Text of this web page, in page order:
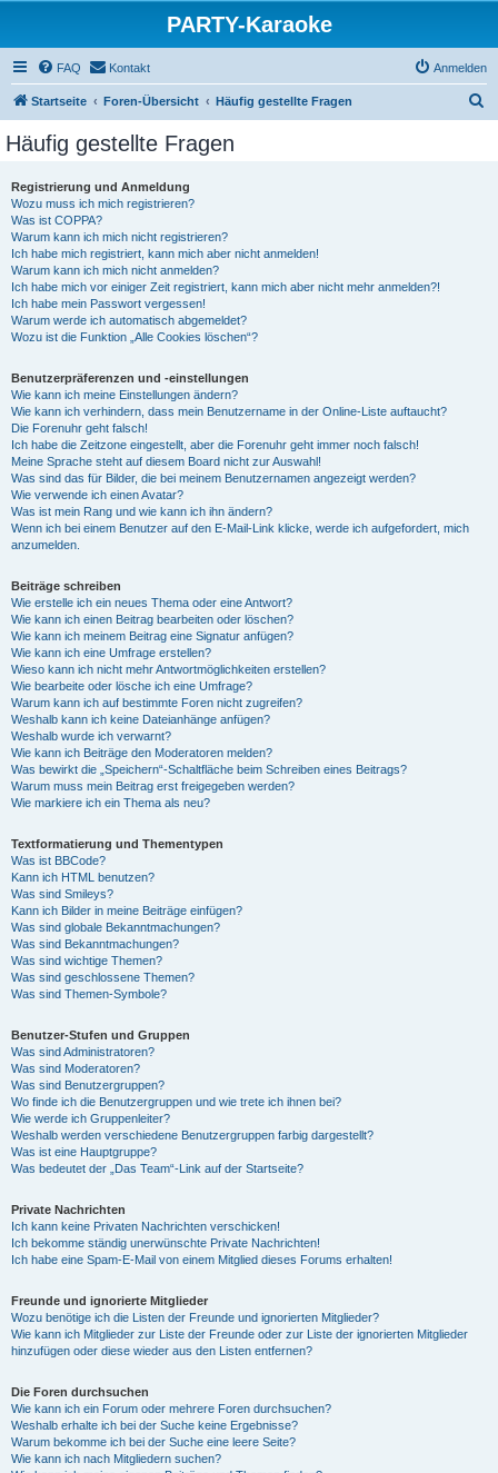
PARTY-Karaoke
FAQ Kontakt Anmelden
Startseite Foren-Übersicht Häufig gestellte Fragen
Häufig gestellte Fragen
Registrierung und Anmeldung
Wozu muss ich mich registrieren?
Was ist COPPA?
Warum kann ich mich nicht registrieren?
Ich habe mich registriert, kann mich aber nicht anmelden!
Warum kann ich mich nicht anmelden?
Ich habe mich vor einiger Zeit registriert, kann mich aber nicht mehr anmelden?!
Ich habe mein Passwort vergessen!
Warum werde ich automatisch abgemeldet?
Wozu ist die Funktion „Alle Cookies löschen“?
Benutzerpräferenzen und -einstellungen
Wie kann ich meine Einstellungen ändern?
Wie kann ich verhindern, dass mein Benutzername in der Online-Liste auftaucht?
Die Forenuhr geht falsch!
Ich habe die Zeitzone eingestellt, aber die Forenuhr geht immer noch falsch!
Meine Sprache steht auf diesem Board nicht zur Auswahl!
Was sind das für Bilder, die bei meinem Benutzernamen angezeigt werden?
Wie verwende ich einen Avatar?
Was ist mein Rang und wie kann ich ihn ändern?
Wenn ich bei einem Benutzer auf den E-Mail-Link klicke, werde ich aufgefordert, mich
anzumelden.
Beiträge schreiben
Wie erstelle ich ein neues Thema oder eine Antwort?
Wie kann ich einen Beitrag bearbeiten oder löschen?
Wie kann ich meinem Beitrag eine Signatur anfügen?
Wie kann ich eine Umfrage erstellen?
Wieso kann ich nicht mehr Antwortmöglichkeiten erstellen?
Wie bearbeite oder lösche ich eine Umfrage?
Warum kann ich auf bestimmte Foren nicht zugreifen?
Weshalb kann ich keine Dateianhänge anfügen?
Weshalb wurde ich verwarnt?
Wie kann ich Beiträge den Moderatoren melden?
Was bewirkt die „Speichern“-Schaltfläche beim Schreiben eines Beitrags?
Warum muss mein Beitrag erst freigegeben werden?
Wie markiere ich ein Thema als neu?
Textformatierung und Thementypen
Was ist BBCode?
Kann ich HTML benutzen?
Was sind Smileys?
Kann ich Bilder in meine Beiträge einfügen?
Was sind globale Bekanntmachungen?
Was sind Bekanntmachungen?
Was sind wichtige Themen?
Was sind geschlossene Themen?
Was sind Themen-Symbole?
Benutzer-Stufen und Gruppen
Was sind Administratoren?
Was sind Moderatoren?
Was sind Benutzergruppen?
Wo finde ich die Benutzergruppen und wie trete ich ihnen bei?
Wie werde ich Gruppenleiter?
Weshalb werden verschiedene Benutzergruppen farbig dargestellt?
Was ist eine Hauptgruppe?
Was bedeutet der „Das Team“-Link auf der Startseite?
Private Nachrichten
Ich kann keine Privaten Nachrichten verschicken!
Ich bekomme ständig unerwünschte Private Nachrichten!
Ich habe eine Spam-E-Mail von einem Mitglied dieses Forums erhalten!
Freunde und ignorierte Mitglieder
Wozu benötige ich die Listen der Freunde und ignorierten Mitglieder?
Wie kann ich Mitglieder zur Liste der Freunde oder zur Liste der ignorierten Mitglieder
hinzufügen oder diese wieder aus den Listen entfernen?
Die Foren durchsuchen
Wie kann ich ein Forum oder mehrere Foren durchsuchen?
Weshalb erhalte ich bei der Suche keine Ergebnisse?
Warum bekomme ich bei der Suche eine leere Seite?
Wie kann ich nach Mitgliedern suchen?